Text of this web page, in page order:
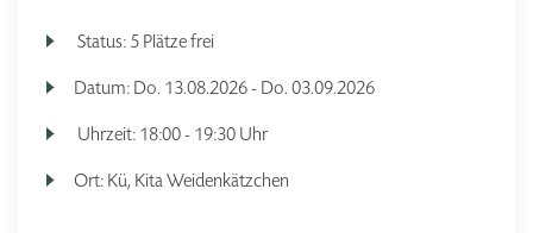
Status: 5 Plätze frei
Datum: Do. 13.08.2026 - Do. 03.09.2026
Uhrzeit: 18:00 - 19:30 Uhr
Ort: Kü, Kita Weidenkätzchen